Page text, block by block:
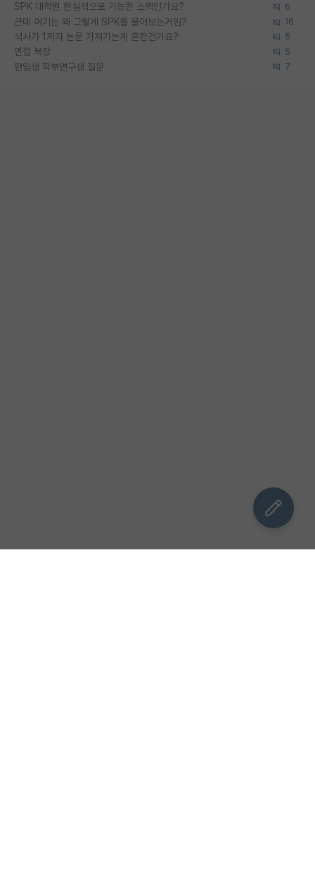
SPK 대학원 현실적으로 가능한 스펙인가요? 6
근데 여기는 왜 그렇게 SPK를 물어보는거임? 16
석사가 1저자 논문 가져가는게 흔한건가요? 5
면접 복장 5
편입생 학부연구생 질문 7